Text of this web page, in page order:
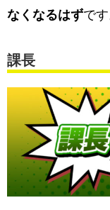
なくなるはずです
課長